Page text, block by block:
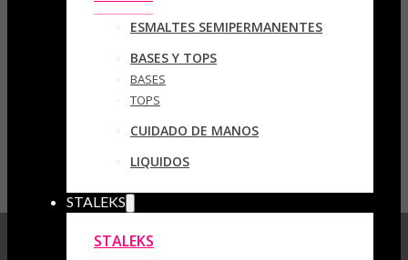
ESMALTES SEMIPERMANENTES
BASES Y TOPS
BASES
TOPS
CUIDADO DE MANOS
LIQUIDOS
STALEKS
STALEKS